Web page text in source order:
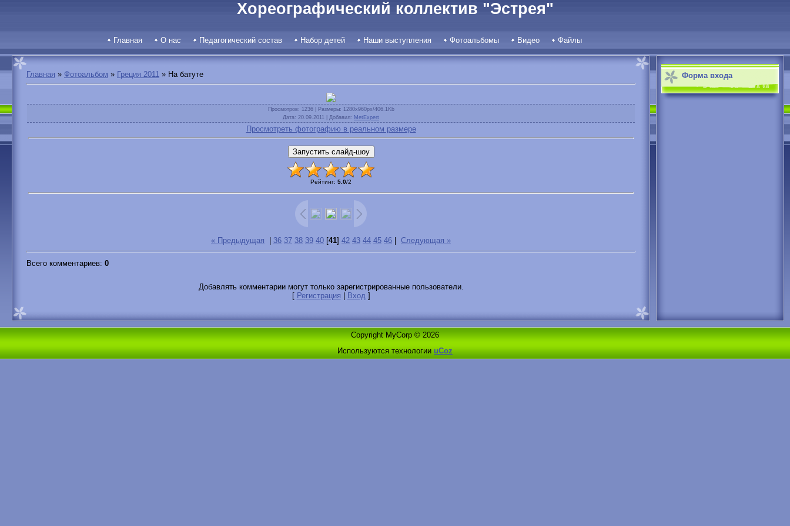
Хореографический коллектив "Эстрея"
Главная О нас Педагогический состав Набор детей Наши выступления Фотоальбомы Видео Файлы
Главная » Фотоальбом » Греция 2011 » На батуте
Просмотров: 1236 | Размеры: 1280x960px/406.1Kb
Дата: 20.09.2011 | Добавил: MetExpert
Просмотреть фотографию в реальном размере
Рейтинг: 5.0/2
« Предыдущая 36 37 38 39 40 [41] 42 43 44 45 46 Следующая »
Всего комментариев: 0
Добавлять комментарии могут только зарегистрированные пользователи.
[ Регистрация Вход]
Форма входа
Copyright MyCorp © 2026
Используются технологииuCoz